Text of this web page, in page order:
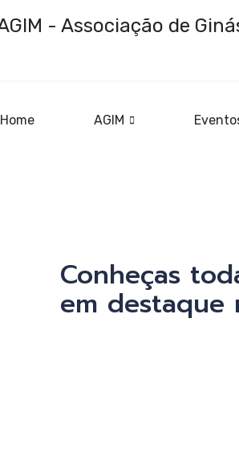
Home AGIM
Conheças
em destaque